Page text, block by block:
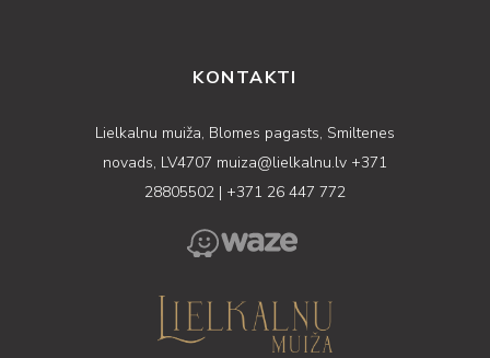
KONTAKTI
Lielkalnu muiža, Blomes pagasts, Smiltenes
novads, LV4707 muiza@lielkalnu.lv +371
28805502 | +371 26 447 772